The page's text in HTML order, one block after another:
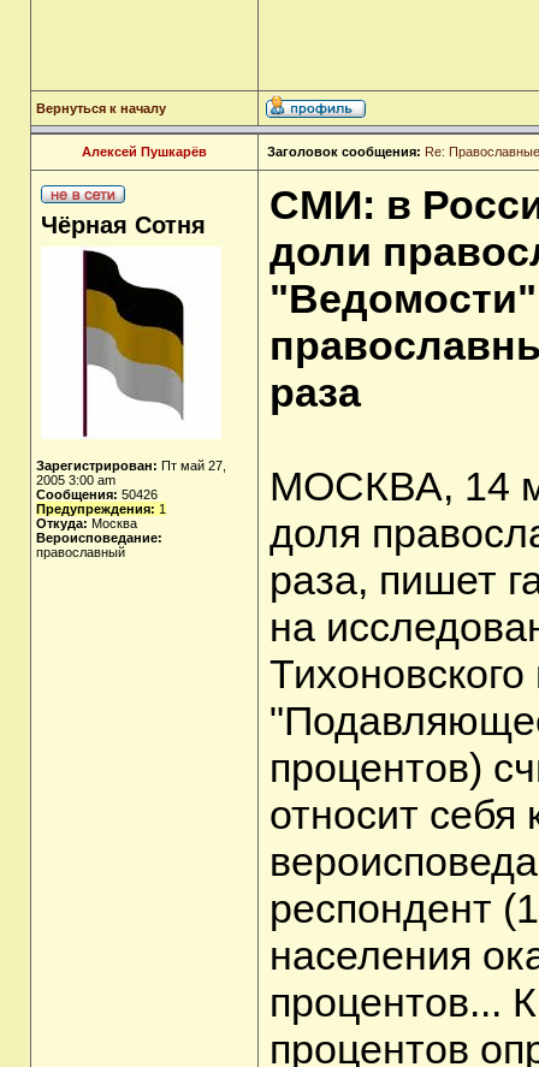
Вернуться к началу
Алексей Пушкарёв Заголовок сообщения: Re:
Чёрная Сотня
Зарегистрирован: Пт май 27,
2005 3:00 am
Сообщения: 50426
Предупреждения: 1
Откуда: Москва
Вероисповедание:
православный
СМИ: в
доли
раза
МОСКВА, 14
доля
раза, пишет
на
процентов)
относит себя
респондент
населения
процентов...
процентов